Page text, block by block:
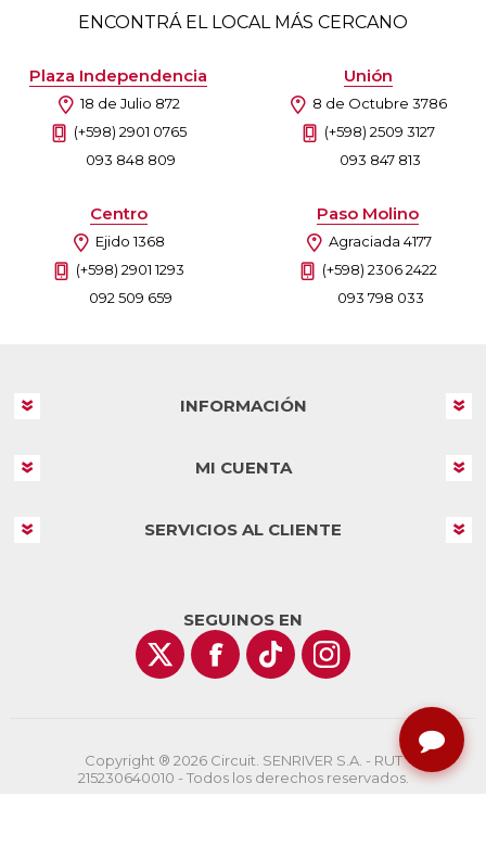
ENCONTRÁ EL LOCAL MÁS CERCANO
Plaza Independencia
18 de Julio 872
(+598) 2901 0765
093 848 809
Unión
8 de Octubre 3786
(+598) 2509 3127
093 847 813
Centro
Ejido 1368
(+598) 2901 1293
092 509 659
Paso Molino
Agraciada 4177
(+598) 2306 2422
093 798 033
INFORMACIÓN
MI CUENTA
SERVICIOS AL CLIENTE
SEGUINOS EN
Copyright ® 2026 Circuit. SENRIVER S.A. - RUT
215230640010 - Todos los derechos reservados.